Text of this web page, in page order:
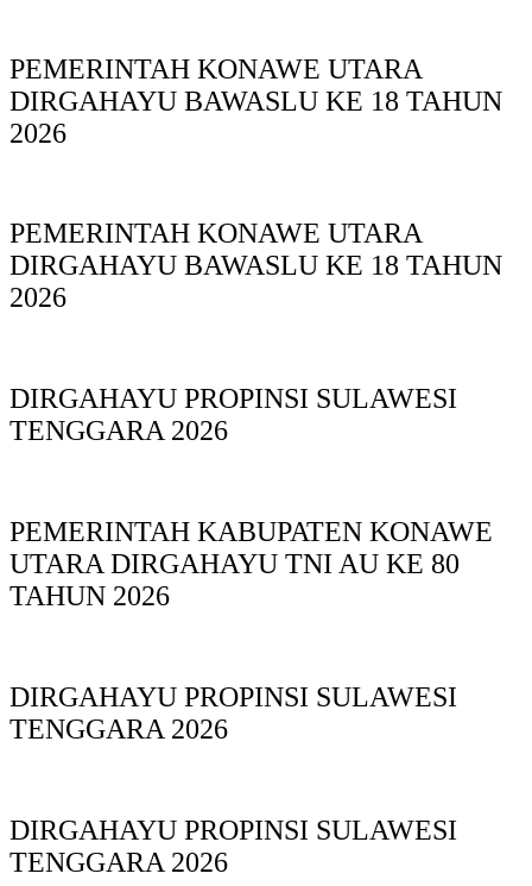
PEMERINTAH KONAWE UTARA
DIRGAHAYU BAWASLU KE 18 TAHUN
2026
PEMERINTAH KONAWE UTARA
DIRGAHAYU BAWASLU KE 18 TAHUN
2026
DIRGAHAYU PROPINSI SULAWESI
TENGGARA 2026
PEMERINTAH KABUPATEN KONAWE
UTARA DIRGAHAYU TNI AU KE 80
TAHUN 2026
DIRGAHAYU PROPINSI SULAWESI
TENGGARA 2026
DIRGAHAYU PROPINSI SULAWESI
TENGGARA 2026